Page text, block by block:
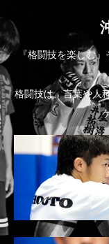
『格闘技を楽しむ
格闘技は、言葉や人